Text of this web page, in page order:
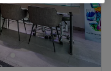
en gebruikt
erg goed in de
hier dus als nieuw